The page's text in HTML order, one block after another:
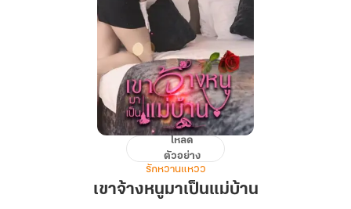
หนู
โหลด
ตัวอย่าง
รักหวานแหวว
เขาจ้างหนูมาเป็นแม่บ้าน